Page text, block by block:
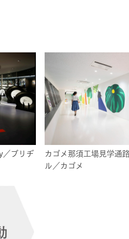
／ブリヂ
カゴメ那須工場見学通
ル／カゴメ